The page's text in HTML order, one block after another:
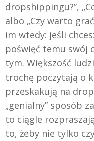
dropshippingu?”,
albo „Czy warto
im wtedy: jeśli
poświęć temu swój
tym. Większość
trochę poczytają o
przeskakują na
„genialny” sposób
to ciągle
to, żeby nie tylko